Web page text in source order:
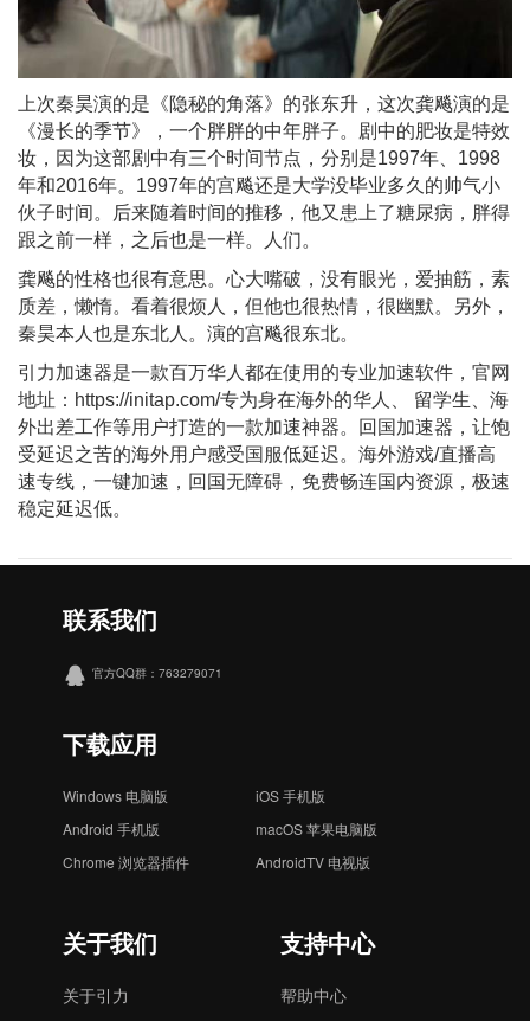
上次秦昊演的是《隐秘的角落》的张东升，这次龚飚演的是
《漫长的季节》，一个胖胖的中年胖子。剧中的肥妆是特效
妆，因为这部剧中有三个时间节点，分别是1997年、1998
年和2016年。1997年的宫飚还是大学没毕业多久的帅气小
伙子时间。后来随着时间的推移，他又患上了糖尿病，胖得
跟之前一样，之后也是一样。人们。
龚飚的性格也很有意思。心大嘴破，没有眼光，爱抽筋，素
质差，懒惰。看着很烦人，但他也很热情，很幽默。另外，
秦昊本人也是东北人。演的宫飚很东北。
引力加速器是⼀款百万华⼈都在使⽤的专业加速软件，官网
地址：https://initap.com/专为身在海外的华⼈、 留学⽣、海
外出差⼯作等⽤户打造的⼀款加速神器。回国加速器，让饱
受延迟之苦的海外用户感受国服低延迟。海外游戏/直播⾼
速专线，⼀键加速，回国⽆障碍，免费畅连国内资源，极速
稳定延迟低。
联系我们
官方QQ群：763279071
下载应用
Windows 电脑版
iOS 手机版
Android 手机版
macOS 苹果电脑版
Chrome 浏览器插件
AndroidTV 电视版
关于我们
关于引力
支持中心
帮助中心